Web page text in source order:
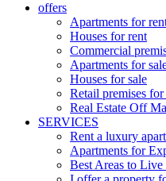
offers
Apartments for
Houses for rent
Commercial
Apartments for
Houses for sale
Retail premises for
Real Estate Off
SERVICES
Rent a luxury
Apartments for
Best Areas to